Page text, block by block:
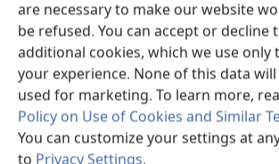
are necessary to make our website
be refused. You can accept or decline
additional cookies, which we use only
your experience. None of this data
used for marketing. To learn more,
Policy on Use of Cookies and Similar
You can customize your settings at